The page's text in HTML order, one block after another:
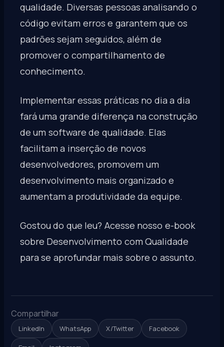
qualidade. Diversas pessoas analisando o
código evitam erros e garantem que os
padrões sejam seguidos, além de
promover o compartilhamento de
conhecimento.
Implementar essas práticas no dia a dia
fará uma grande diferença na construção
de um software de qualidade. Elas
facilitam a inserção de novos
desenvolvedores, promovem um
desenvolvimento mais organizado e
aumentam a produtividade da equipe.
Gostou do que leu? Acesse nosso e-book
sobre Desenvolvimento com Qualidade
para se aprofundar mais sobre o assunto.
Compartilhar
LinkedIn WhatsApp X/Twitter Facebook